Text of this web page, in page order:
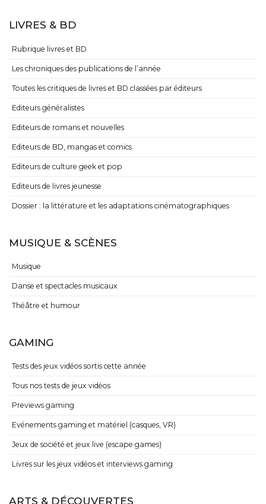
LIVRES & BD
Rubrique livres et BD
Les chroniques des publications de l’année
Toutes les critiques de livres et BD classées par éditeurs
Editeurs généralistes
Editeurs de romans et nouvelles
Editeurs de BD, mangas et comics
Editeurs de culture geek et pop
Editeurs de livres jeunesse
Dossier : la littérature et les adaptations cinématographiques
MUSIQUE & SCÈNES
Musique
Danse et spectacles musicaux
Théâtre et humour
GAMING
Tests des jeux vidéos sortis cette année
Tous nos tests de jeux vidéos
Previews gaming
Evénements gaming et matériel (casques, VR)
Jeux de société et jeux live (escape games)
Livres sur les jeux vidéos et interviews gaming
ARTS & DÉCOUVERTES